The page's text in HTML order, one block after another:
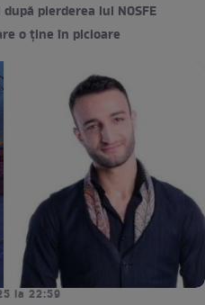
pierderea lui NOSFE
o ține în picioare
la 22:59